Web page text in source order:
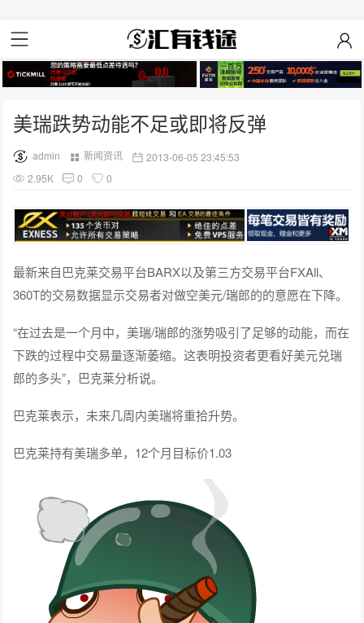
美瑞跌势动能不足或即将反弹
admin 新闻资讯
2013-06-05 23:45:53
2.95K
0 0
最新来自巴克莱交易平台BARX以及第三方交易平台FXAll、
360T的交易数据显示交易者对做空美元/瑞郎的的意愿在下降。
“在过去是一个月中，美瑞/瑞郎的涨势吸引了足够的动能，而在
下跌的过程中交易量逐渐萎缩。这表明投资者更看好美元兑瑞
郎的多头”，巴克莱分析说。
巴克莱表示，未来几周内美瑞将重拾升势。
巴克莱持有美瑞多单，12个月目标价1.03